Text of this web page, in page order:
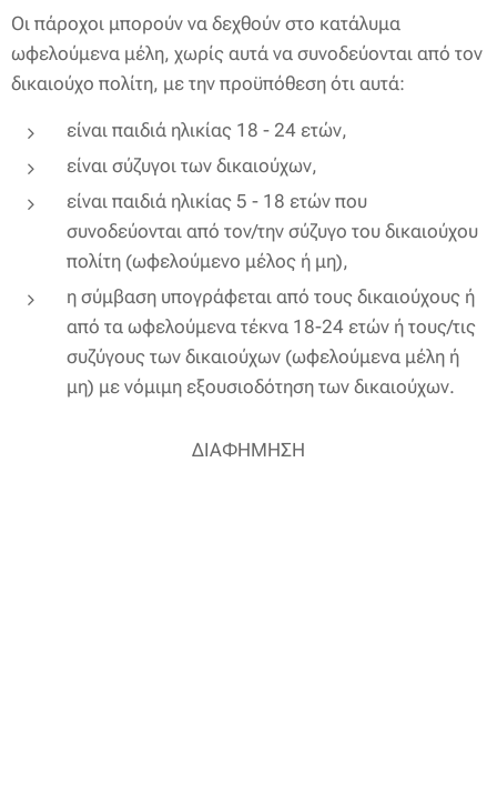
Οι πάροχοι μπορούν να δεχθούν στο κατάλυμα
ωφελούμενα μέλη, χωρίς αυτά να συνοδεύονται από τον
δικαιούχο πολίτη, με την προϋπόθεση ότι αυτά:
είναι παιδιά ηλικίας 18 - 24 ετών,
είναι σύζυγοι των δικαιούχων,
είναι παιδιά ηλικίας 5 - 18 ετών που
συνοδεύονται από τον/την σύζυγο του δικαιούχου
πολίτη (ωφελούμενο μέλος ή μη),
η σύμβαση υπογράφεται από τους δικαιούχους ή
από τα ωφελούμενα τέκνα 18-24 ετών ή τους/τις
συζύγους των δικαιούχων (ωφελούμενα μέλη ή
μη) με νόμιμη εξουσιοδότηση των δικαιούχων.
ΔΙΑΦΗΜΗΣΗ